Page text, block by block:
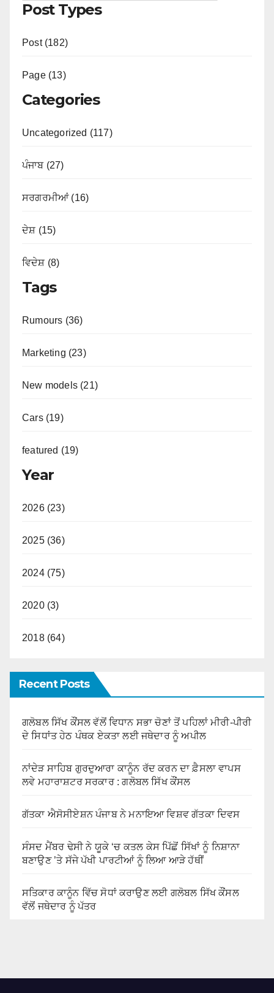
Post Types
Post (182)
Page (13)
Categories
Uncategorized (117)
ਪੰਜਾਬ (27)
ਸਰਗਰਮੀਆਂ (16)
ਦੇਸ਼ (15)
ਵਿਦੇਸ਼ (8)
Tags
Rumours (36)
Marketing (23)
New models (21)
Cars (19)
featured (19)
Year
2026 (23)
2025 (36)
2024 (75)
2020 (3)
2018 (64)
Recent Posts
ਗਲੋਬਲ ਸਿੱਖ ਕੌਂਸਲ ਵੱਲੋਂ ਵਿਧਾਨ ਸਭਾ ਚੋਣਾਂ ਤੋਂ ਪਹਿਲਾਂ ਮੀਰੀ-ਪੀਰੀ
ਦੇ ਸਿਧਾਂਤ ਹੇਠ ਪੰਥਕ ਏਕਤਾ ਲਈ ਜਥੇਦਾਰ ਨੂੰ ਅਪੀਲ
ਨਾਂਦੇੜ ਸਾਹਿਬ ਗੁਰਦੁਆਰਾ ਕਾਨੂੰਨ ਰੱਦ ਕਰਨ ਦਾ ਫ਼ੈਸਲਾ ਵਾਪਸ
ਲਵੇ ਮਹਾਰਾਸ਼ਟਰ ਸਰਕਾਰ : ਗਲੋਬਲ ਸਿੱਖ ਕੌਂਸਲ
ਗੱਤਕਾ ਐਸੋਸੀਏਸ਼ਨ ਪੰਜਾਬ ਨੇ ਮਨਾਇਆ ਵਿਸ਼ਵ ਗੱਤਕਾ ਦਿਵਸ
ਸੰਸਦ ਮੈਂਬਰ ਢੇਸੀ ਨੇ ਯੂਕੇ ‘ਚ ਕਤਲ ਕੇਸ ਪਿੱਛੋਂ ਸਿੱਖਾਂ ਨੂੰ ਨਿਸ਼ਾਨਾ
ਬਣਾਉਣ ’ਤੇ ਸੱਜੇ ਪੱਖੀ ਪਾਰਟੀਆਂ ਨੂੰ ਲਿਆ ਆੜੇ ਹੱਥੀਂ
ਸਤਿਕਾਰ ਕਾਨੂੰਨ ਵਿੱਚ ਸੋਧਾਂ ਕਰਾਉਣ ਲਈ ਗਲੋਬਲ ਸਿੱਖ ਕੌਂਸਲ
ਵੱਲੋਂ ਜਥੇਦਾਰ ਨੂੰ ਪੱਤਰ